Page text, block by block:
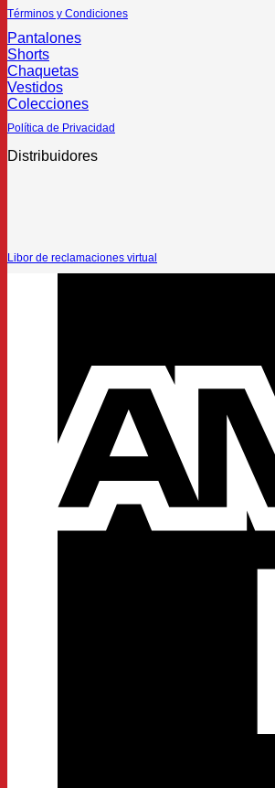
Términos y Condiciones
Pantalones
Shorts
Chaquetas
Vestidos
Colecciones
Política de Privacidad
Distribuidores
Libor de reclamaciones virtual